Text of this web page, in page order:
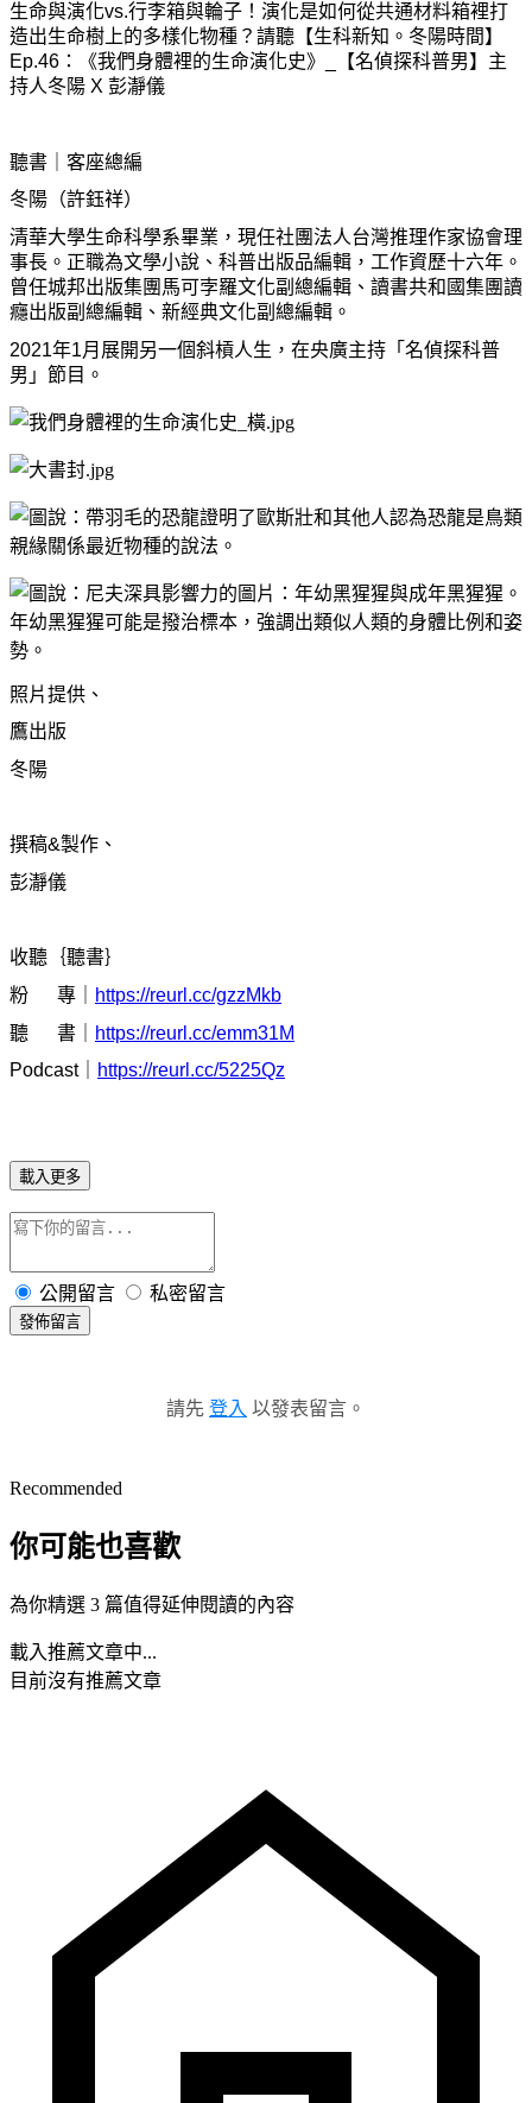
生命與演化vs.行李箱與輪子！演化是如何從共通材料箱裡打
造出生命樹上的多樣化物種？請聽【生科新知。冬陽時間】
Ep.46：《我們身體裡的生命演化史》_【名偵探科普男】主
持人冬陽 X 彭瀞儀
聽書｜客座總編
冬陽（許鈺祥）
清華大學生命科學系畢業，現任社團法人台灣推理作家協會理
事長。正職為文學小說、科普出版品編輯，工作資歷十六年。
曾任城邦出版集團馬可孛羅文化副總編輯、讀書共和國集團讀
癮出版副總編輯、新經典文化副總編輯。
2021年1月展開另一個斜槓人生，在央廣主持「名偵探科普
男」節目。
照片提供、
鷹出版
冬陽
撰稿&製作、
彭瀞儀
收聽｛聽書｝
粉 專｜
https://reurl.cc/gzzMkb
聽 書｜
https://reurl.cc/emm31M
Podcast｜
https://reurl.cc/5225Qz
載入更多
公開留言 私密留言
發佈留言
請先 登入 以發表留言。
Recommended
你可能也喜歡
為你精選 3 篇值得延伸閱讀的內容
載入推薦文章中...
目前沒有推薦文章